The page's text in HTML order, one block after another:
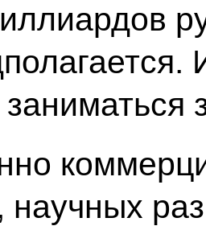
научных